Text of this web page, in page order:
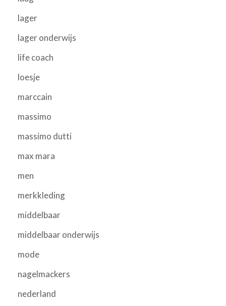
lager
lager onderwijs
life coach
loesje
marccain
massimo
massimo dutti
max mara
men
merkkleding
middelbaar
middelbaar onderwijs
mode
nagelmackers
nederland